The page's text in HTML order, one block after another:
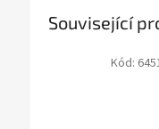
Související
Kód: